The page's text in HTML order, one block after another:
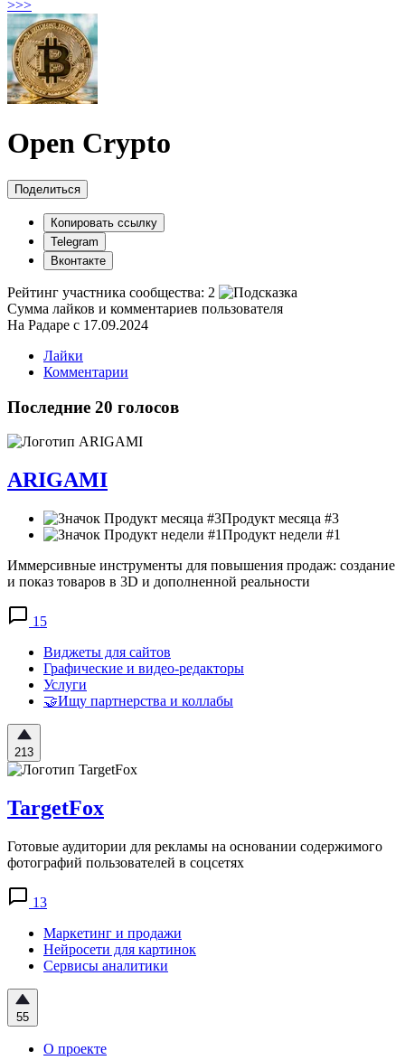
>>>
Open Crypto
Поделиться
Копировать ссылку
Telegram
Вконтакте
Рейтинг участника сообщества: 2
Сумма лайков и комментариев пользователя
На Радаре с 17.09.2024
Лайки
Комментарии
Последние 20 голосов
ARIGAMI
Продукт месяца #3
Продукт недели #1
Иммерсивные инструменты для повышения продаж: создание
и показ товаров в 3D и дополненной реальности
15
Виджеты для сайтов
Графические и видео-редакторы
Услуги
🤝Ищу партнерства и коллабы
213
TargetFox
Готовые аудитории для рекламы на основании содержимого
фотографий пользователей в соцсетях
13
Маркетинг и продажи
Нейросети для картинок
Сервисы аналитики
55
О проекте